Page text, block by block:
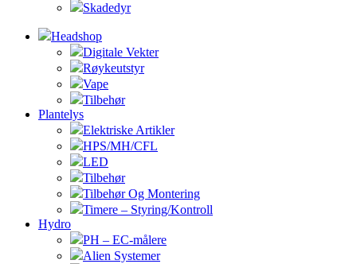
Skadedyr
Headshop
Digitale Vekter
Røykeutstyr
Vape
Tilbehør
Plantelys
Elektriske Artikler
HPS/MH/CFL
LED
Tilbehør
Tilbehør Og Montering
Timere – Styring/Kontroll
Hydro
PH – EC-målere
Alien Systemer